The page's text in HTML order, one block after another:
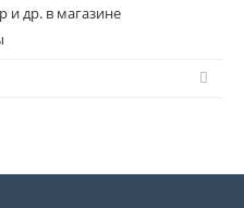
и др. в магазине